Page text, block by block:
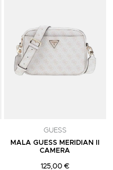
GUESS
MALA GUESS MERIDIAN II
CAMERA
125,00 €